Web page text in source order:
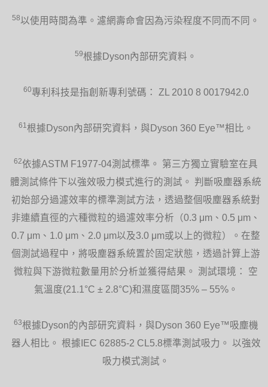
58以使用時間為準。濾網壽命會因為污染程度不同而不同。
59根據Dyson內部研究資料。
60專利科技是指創新專利號碼： ZL 2010 8 0017942.0
61 根據Dyson內部研究資料，與Dyson 360 Eye™相比。
62依據ASTM F1977-04測試標準。 第三方獨立實驗室在具
體測試條件下以強效吸力模式進行的測試。 判斷吸塵器系統
初始部分過濾效率的標準測試方法，透過整個吸塵器系統對
非連續直徑的六種微粒的過濾效率分析（0.3 μm、0.5 μm、
0.7 μm、1.0 μm、2.0 μm以及3.0 μm或以上的微粒）。在整
個測試過程中，將吸塵器系統置於固定狀態，透過計算上游
微粒與下游微粒數量用於分析並獲得結果。 測試環境： 空
氣溫度(21.1°C ± 2.8°C)和濕度區間35% – 55%。
63根據Dyson的內部研究資料，與Dyson 360 Eye™吸塵機
器人相比。 根據IEC 62885-2 CL5.8標準測試吸力。 以強效
吸力模式測試。